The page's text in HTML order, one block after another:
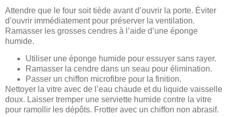
Attendre que le four soit tiède avant d’ouvrir la porte. Éviter
d’ouvrir immédiatement pour préserver la ventilation.
Ramasser les grosses cendres à l’aide d’une éponge
humide.
Utiliser une éponge humide pour essuyer sans rayer.
Ramasser la cendre dans un seau pour élimination.
Passer un chiffon microfibre pour la finition.
Nettoyer la vitre avec de l’eau chaude et du liquide vaisselle
doux. Laisser tremper une serviette humide contre la vitre
pour ramollir les dépôts. Frotter avec un chiffon non abrasif.